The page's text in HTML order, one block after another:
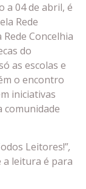
a 04 de abril, é
Rede
Concelhia
do
as escolas e
o encontro
iniciativas
comunidade
Leitores!”,
leitura é para